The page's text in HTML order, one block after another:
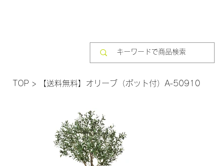
TOP > 【送料無料】オリーブ（ポット付）A-50910